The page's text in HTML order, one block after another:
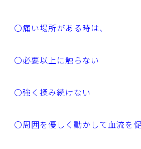
〇痛い場所がある時は、
〇必要以上に触らない
〇強く揉み続けない
〇周囲を優しく動かして血流を